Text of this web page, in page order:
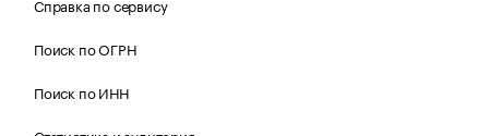
Справка по сервису
Поиск по ОГРН
Поиск по ИНН